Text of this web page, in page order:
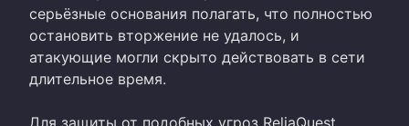
серьёзные основания полагать, что полностью
остановить вторжение не удалось, и
атакующие могли скрыто действовать в сети
длительное время.
Для защиты от подобных угроз ReliaQuest